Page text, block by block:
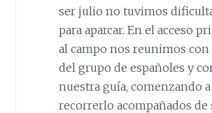
ser julio no tuvimos
para aparcar. En el acceso
al campo nos reunimos con
del grupo de españoles y
nuestra guía, comenzando a
recorrerlo acompañados de